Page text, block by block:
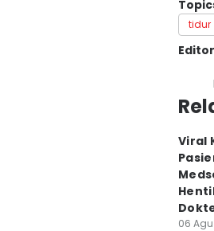
tidur
Viral
06 Agu